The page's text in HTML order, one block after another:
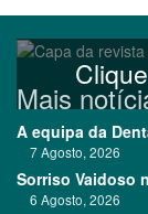
Mais
A equipa da
7 Agosto, 2026
Sorriso Vaidoso
6 Agosto, 2026